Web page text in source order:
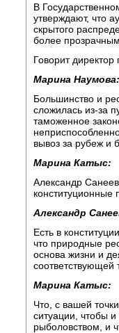
В
утверждают, что
скрытого
более
Говорит
Марина Наумова:
Большинство и
сложилась из-за
таможенное
вывоз за рубеж и
Марина Катыс:
Александр
конституционные
Александр
Есть в
что природные
основа жизни и
соответствующей
Марина Катыс:
Что, с вашей
ситуации, чтобы
рыболовством, и